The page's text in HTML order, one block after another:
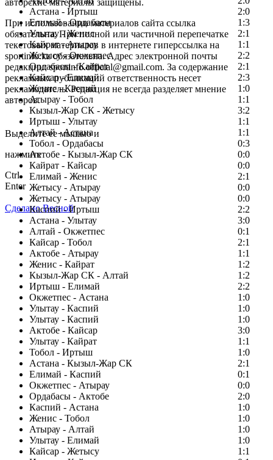
Астана - Иртыш
2:0
Елимай - Ордабасы
1:3
Улытау - Женис
2:1
Кайрат - Атырау
1:1
Жетысу - Окжетпес
2:2
Ордабасы - Кайрат
2:1
Кайсар - Елимай
2:3
Женис - Каспий
1:0
Атырау - Тобол
1:1
Кызыл-Жар СК - Жетысу
3:2
Иртыш - Улытау
1:1
Алтай - Астана
1:1
Тобол - Ордабасы
0:3
Актобе - Кызыл-Жар СК
0:0
Кайрат - Кайсар
0:0
Елимай - Женис
2:1
Жетысу - Атырау
0:0
Жетысу - Атырау
0:0
Каспий - Иртыш
2:2
Астана - Улытау
3:0
Алтай - Окжетпес
0:1
Кайсар - Тобол
2:1
Актобе - Атырау
1:1
Женис - Кайрат
1:2
Кызыл-Жар СК - Алтай
1:2
Иртыш - Елимай
2:2
Окжетпес - Астана
1:0
Улытау - Каспий
1:0
Улытау - Каспий
1:0
Актобе - Кайсар
3:0
Улытау - Кайрат
1:1
Тобол - Иртыш
1:0
Астана - Кызыл-Жар СК
2:1
Елимай - Каспий
0:1
Окжетпес - Атырау
0:0
Ордабасы - Актобе
2:0
Каспий - Астана
1:0
Женис - Тобол
1:0
Атырау - Алтай
1:0
Улытау - Елимай
1:0
Кайсар - Жетысу
1:1
авторские материалы защищены.
При использовании материалов сайта ссылка
обязательна. При полной или частичной перепечатке
текстовых материалов в интернете гиперссылка на
sportinfo.kz обязательна. Адрес электронной почты
редакции: sportinfo.official@gmail.com. За содержание
рекламных публикаций ответственность несет
рекламодатель. Редакция не всегда разделяет мнение
авторов.
Заметили ошибку в тексте?
Выделите ее мышью и
нажмите
Ctrl
Enter
Сделано Весной